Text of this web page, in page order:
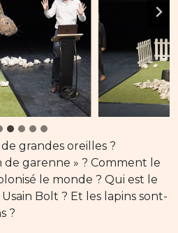
grandes oreilles ?
garenne » ? Comment le
le monde ? Qui est le
Bolt ? Et les lapins sont-
?